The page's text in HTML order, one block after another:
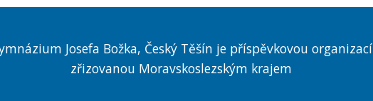
Josefa Božka, Český Těšín je příspěvkovou organizací
zřizovanou Moravskoslezským krajem